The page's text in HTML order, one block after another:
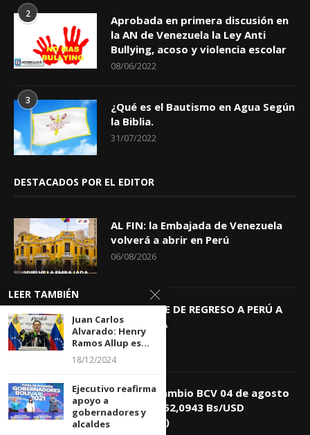
2
Aprobada en primera discusión en
la AN de Venezuela la Ley Anti
Bullying, acoso y violencia escolar
08/06/2022
3
¿Qué es el Bautismo en Agua Según
la Biblia.
31/07/2022
DESTACADOS POR EL EDITOR
AL FIN: la Embajada de Venezuela
volverá a abrir en Perú
06/08/2026
KEIKO TRAE DE REGRESO A PERÚ A
GIOVANNA
04/08/2026
Tasa de Cambio BCV 04 de agosto
de 2026: 752,0943 Bs/USD
(+0,4418%)
LEER TAMBIÉN
Juan Carlos
Alvarado: Henry
Ramos Allup es...
18/12/2024
Ejecutivo reafirma
apoyo a
gobernadores y
alcaldes